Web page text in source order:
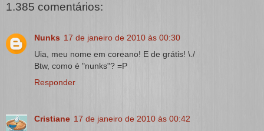
1.385 comentários:
Nunks 17 de janeiro de 2010 às 00:30
Uia, meu nome em coreano! E de grátis! \./
Btw, como é "nunks"? =P
Responder
Cristiane 17 de janeiro de 2010 às 00:42